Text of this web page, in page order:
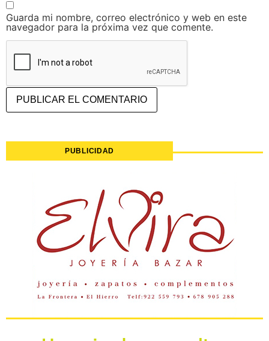
Guarda mi nombre, correo electrónico y web en este
navegador para la próxima vez que comente.
PUBLICIDAD